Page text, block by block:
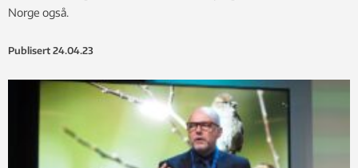
Norge også.
Publisert 24.04.23